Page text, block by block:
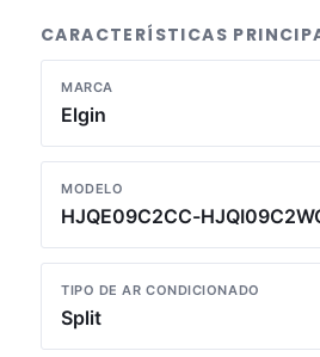
CARACTERÍSTICAS
MARCA
Elgin
MODELO
HJQE09C2CC-
TIPO DE AR CONDICIONADO
Split